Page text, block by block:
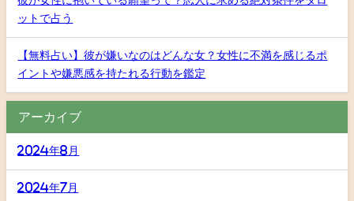
ットで占う
【無料占い】彼が嫌いなのはどんな女？女性に不満を感じるポ
イントや嫌悪感を持たれる行動を鑑定
アーカイブ
2024年8月
2024年7月